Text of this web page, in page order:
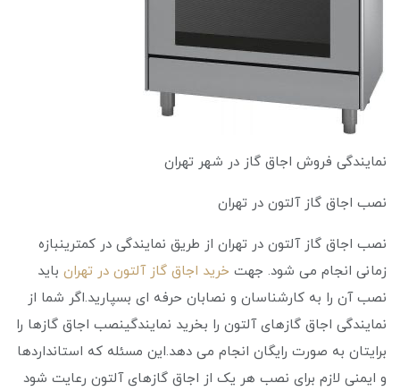
نمایندگی فروش اجاق گاز در شهر تهران
نصب اجاق گاز آلتون در تهران
نصب اجاق گاز آلتون در تهران از طریق نمایندگی در کمترینبازه
زمانی انجام می‌ شود. جهت خرید اجاق گاز آلتون در تهران باید
نصب آن را به کارشناسان و نصابان حرفه ‌ای بسپارید.اگر شما از
نمایندگی اجاق گازهای آلتون را بخرید نمایندگینصب اجاق گازها را
برایتان به صورت رایگان انجام می ‌دهد.این مسئله که استانداردها
و ایمنی لازم برای نصب هر یک از اجاق گازهای آلتون رعایت شود